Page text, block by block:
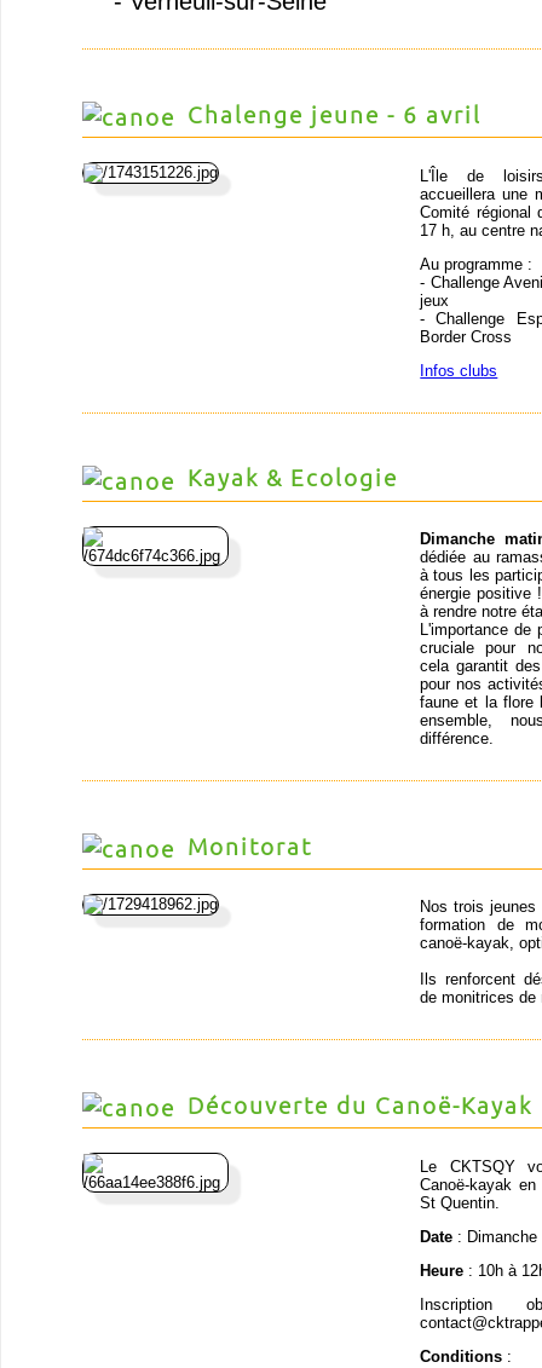
Chalenge jeune - 6 avril
L'Île de loisirs
accueillera une
Comité régional
17 h, au centre
Au programme :
- Challenge
jeux
- Challenge
Border Cross
Infos clubs
Kayak & Ecologie
Dimanche
dédiée au
à tous les
énergie positive
à rendre notre
L'importance de
cruciale pour
cela garantit
pour nos
faune et la flore
ensemble,
différence.
Monitorat
Nos trois
formation de
canoë-kayak,
Ils renforcent
de monitrices
Découverte du Canoë-Kayak
Le CKTSQY
Canoë-kayak
St Quentin.
Date :
Heure : 10h à
Inscription
Conditions :